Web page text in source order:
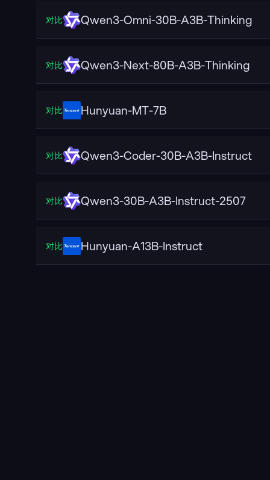
对比 Qwen3-Omni-30B-A3B-Thinking
对比 Qwen3-Next-80B-A3B-Thinking
对比 Hunyuan-MT-7B
对比 Qwen3-Coder-30B-A3B-Instruct
对比 Qwen3-30B-A3B-Instruct-2507
对比 Hunyuan-A13B-Instruct